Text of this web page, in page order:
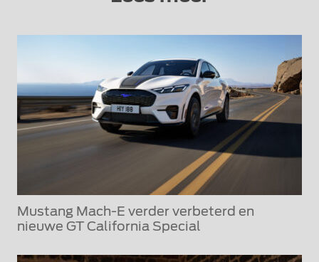
Mustang Mach-E verder verbeterd en
nieuwe GT California Special